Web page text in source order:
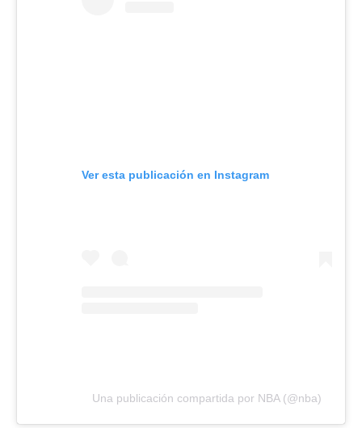
Ver esta publicación en Instagram
Una publicación compartida por NBA (@nba)